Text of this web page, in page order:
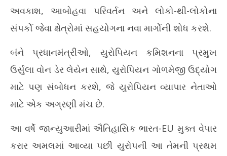
અવકાશ, આબોહવા પરિવર્તન અને લોકો-થી-લોકોના
સંપર્કો જેવા ક્ષેત્રોમાં સહયોગના નવા માર્ગોની શોધ કરશે.
બંને પ્રધાનમંત્રીઓ, યુરોપિયન કમિશનના પ્રમુખ
ઉર્સુલા વોન ડેર લેયેન સાથે, યુરોપિયન ગોળમેજી ઉદ્યોગ
માટે પણ સંબોધન કરશે, જે યુરોપિયન વ્યાપાર નેતાઓ
માટે એક અગ્રણી મંચ છે.
આ વર્ષે જાન્યુઆરીમાં ઐતિહાસિક ભારત-EU મુક્ત વેપાર
કરાર અમલમાં આવ્યા પછી યુરોપની આ તેમની પ્રથમ